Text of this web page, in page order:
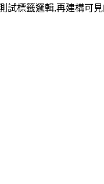
標籤邏輯,再建構可